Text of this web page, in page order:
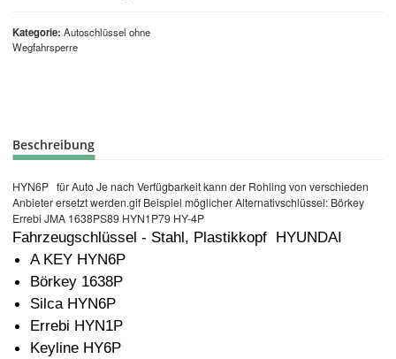
Kategorie Autoschlüssel ohne
Wegfahrsperre
Beschreibung
HYN6P für Auto Je nach Verfügbarkeit kann der Rohling von verschieden
Anbieter ersetzt werden.gif Beispiel möglicher Alternativschlüssel: Börkey
Errebi JMA 1638PS89 HYN1P79 HY-4P
Fahrzeugschlüssel - Stahl, Plastikkopf HYUNDAI
A KEY HYN6P
Börkey 1638P
Silca HYN6P
Errebi HYN1P
Keyline HY6P